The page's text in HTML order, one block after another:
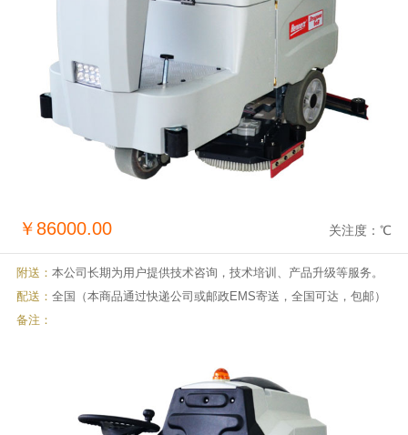
￥86000.00 关注度： ℃
附送： 本公司长期为用户提供技术咨询，技术培训、产品升级等服务。
配送： 全国（本商品通过快递公司或邮政EMS寄送，全国可达，包邮）
备注：